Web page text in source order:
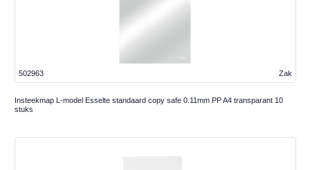
Zak
502963
Insteekmap L-model Esselte standaard copy safe 0.11mm PP A4 transparant 10
stuks